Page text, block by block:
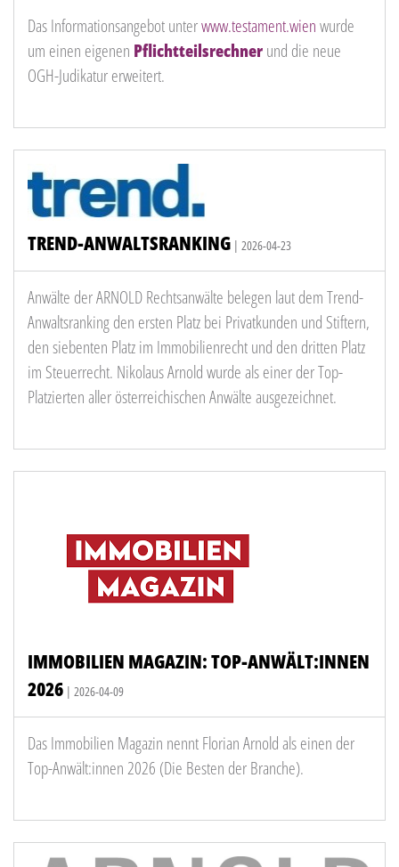
Das Informationsangebot unterwww.testament.wienwurde
um einen eigenen Pflichtteilsrechnerund die neue
OGH-Judikatur erweitert.
TREND-ANWALTSRANKING | 2026-04-23
Anwälte der ARNOLD Rechtsanwälte belegen laut dem Trend-
Anwaltsranking den ersten Platz bei Privatkunden und Stiftern,
den siebenten Platz im Immobilienrecht und den dritten Platz
im Steuerrecht. Nikolaus Arnold wurde als einer der Top-
Platzierten aller österreichischen Anwälte ausgezeichnet.
IMMOBILIEN MAGAZIN: TOP-ANWÄLT:INNEN
2026 | 2026-04-09
Das Immobilien Magazin nennt Florian Arnold als einen der
Top-Anwält:innen 2026 (Die Besten der Branche).